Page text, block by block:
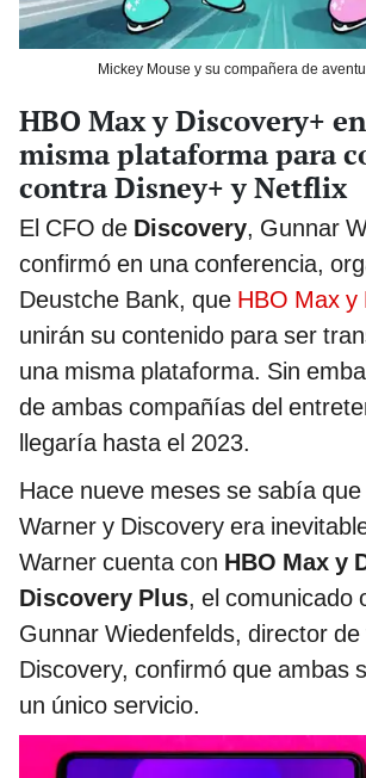
Mickey Mouse y su compañera de
HBO Max y Discovery+
misma plataforma para
contra Disney+ y Netflix
El CFO de Discovery, Gunnar
confirmó en una conferencia,
Deustche Bank, que HBO Max y
unirán su contenido para ser
una misma plataforma. Sin
de ambas compañías del
llegaría hasta el 2023.
Hace nueve meses se sabía
Warner y Discovery era
Warner cuenta con HBO Max y
Discovery Plus, el comunicado
Gunnar Wiedenfelds, director
Discovery, confirmó que ambas
un único servicio.